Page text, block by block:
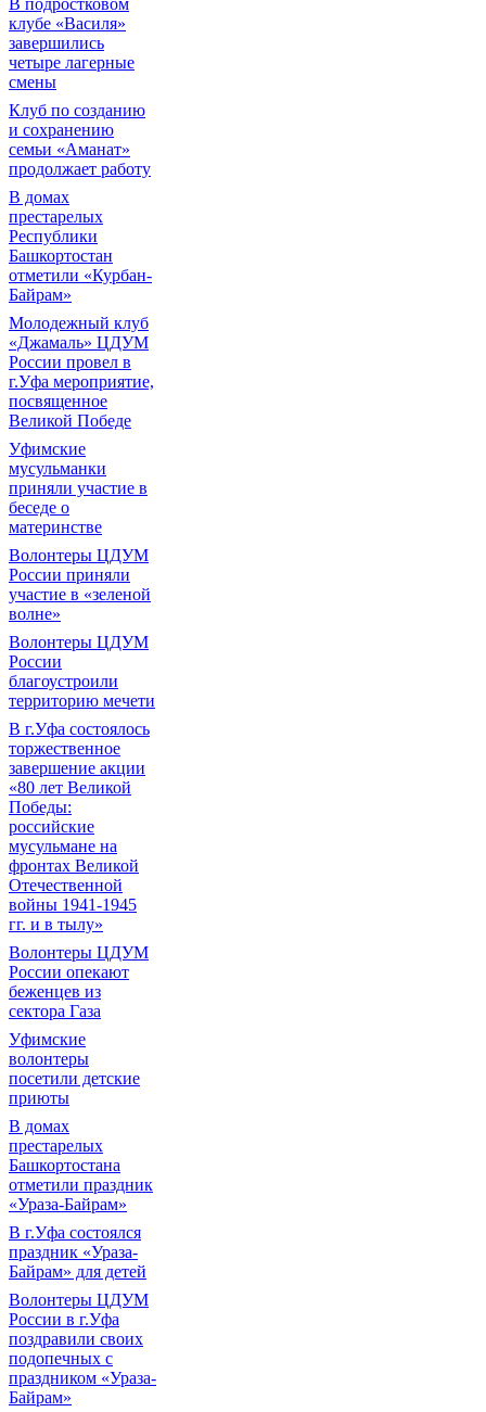
В подростковом
клубе «Василя»
завершились
четыре лагерные
смены
Клуб по созданию
и сохранению
семьи «Аманат»
продолжает работу
В домах
престарелых
Республики
Башкортостан
отметили «Курбан-
Байрам»
Молодежный клуб
«Джамаль» ЦДУМ
России провел в
г.Уфа мероприятие,
посвященное
Великой Победе
Уфимские
мусульманки
приняли участие в
беседе о
материнстве
Волонтеры ЦДУМ
России приняли
участие в «зеленой
волне»
Волонтеры ЦДУМ
России
благоустроили
территорию мечети
В г.Уфа состоялось
торжественное
завершение акции
«80 лет Великой
Победы:
российские
мусульмане на
фронтах Великой
Отечественной
войны 1941-1945
гг. и в тылу»
Волонтеры ЦДУМ
России опекают
беженцев из
сектора Газа
Уфимские
волонтеры
посетили детские
приюты
В домах
престарелых
Башкортостана
отметили праздник
«Ураза-Байрам»
В г.Уфа состоялся
праздник «Ураза-
Байрам» для детей
Волонтеры ЦДУМ
России в г.Уфа
поздравили своих
подопечных с
праздником «Ураза-
Байрам»